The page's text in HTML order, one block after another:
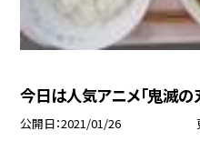
今日は人気アニメ「鬼滅の
公開日 2021/01/26